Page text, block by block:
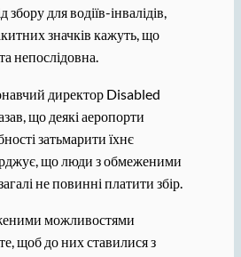
збору для водіїв-інвалідів,
значків кажуть, що
непослідовна.
директор Disabled
що деякі аеропорти
затьмарити їхнє
що люди з обмеженими
не повинні платити збір.
можливостями
щоб до них ставилися з